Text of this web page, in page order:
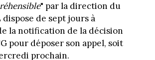
" par la direction du
dispose de sept jours à
la notification de la décision
pour déposer son appel, soit
prochain.